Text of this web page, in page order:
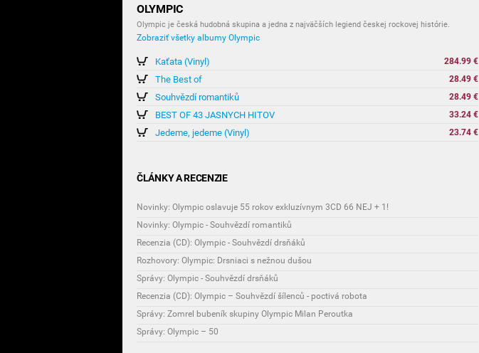
OLYMPIC
Olympic je česká hudobná skupina a jedna z najväčších legiend českej rockovej histórie.
Zobraziť všetky albumy Olympic
Kaťata (Vinyl) 284.99 €
The Best of 28.49 €
Souhvězdí romantiků 28.49 €
BEST OF 43 JASNYCH HITOV 33.24 €
Jedeme, jedeme (Vinyl) 23.74 €
ČLÁNKY A RECENZIE
Novinky: Olympic oslavuje 55 rokov exkluzívnym 3CD 66 NEJ + 1!
Novinky: Olympic - Souhvězdí romantiků
Recenzia (CD): Olympic - Souhvězdí drsňáků
Rozhovory: Olympic: Drsniaci s nežnou dušou
Správy: Olympic - Souhvězdí drsňáků
Recenzia (CD): Olympic – Souhvězdí šílenců - poctivá robota
Správy: Zomrel bubeník skupiny Olympic Milan Peroutka
Správy: Olympic – 50